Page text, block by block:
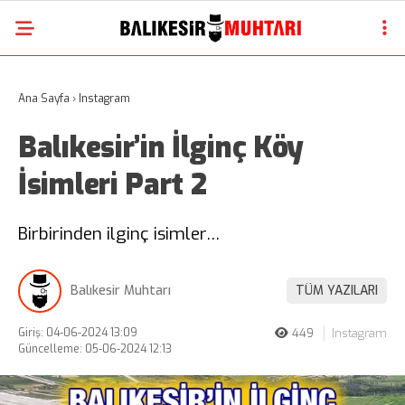
Ana Sayfa › Instagram
Balıkesir’in İlginç Köy
İsimleri Part 2
Birbirinden ilginç isimler…
Balıkesir Muhtarı TÜM YAZILARI
Giriş: 04-06-2024 13:09
Güncelleme: 05-06-2024 12:13
449 Instagram